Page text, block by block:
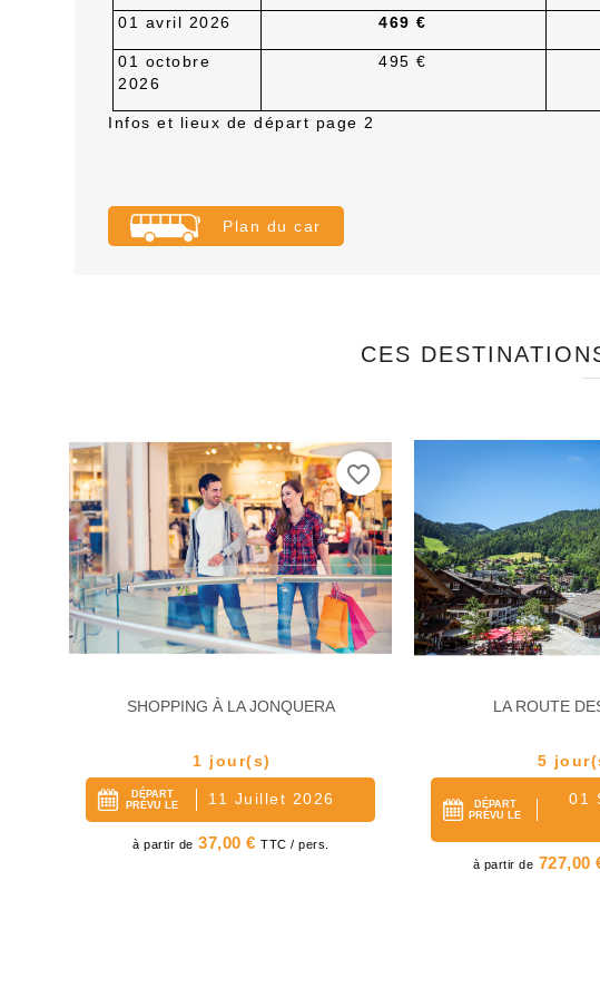
01 avril 2026 469 €
01 octobre
2026
495 €
Infos et lieux de départ page 2
Plan du car
CES
SHOPPING À LA JONQUERA
1 jour(s)
DÉPART
PRÉVU LE
11 Juillet 2026
Prix
à partir de 37,00 € TTC / pers.
favorite_border
LA ROUTE
5
DÉPART
PRÉVU LE
01
Prix
à partir de 727,00